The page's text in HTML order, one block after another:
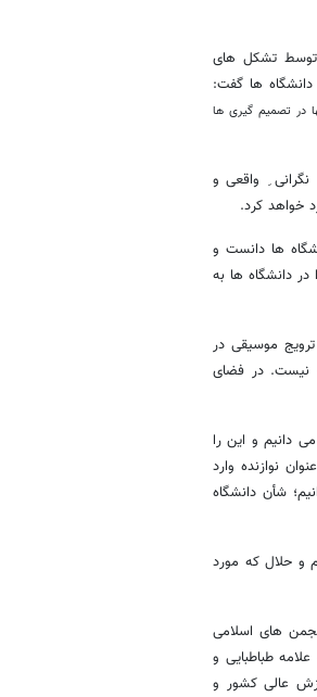
توسط تشکل های
ها گفت:
در تصمیم گیری ها
واقعی و
خواهد کرد.
ها دانست و
دانشگاه ها به
موسیقی در
نیست. در فضای
دانیم و این را
نوازنده وارد
شأن دانشگاه
و حلال که مورد
های اسلامی
طباطبایی و
عالی کشور و